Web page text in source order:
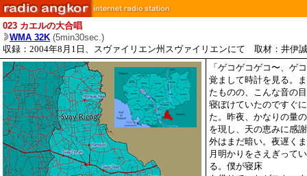
023 カエルの大合唱
WMA 32K (5min30sec.)
収録：2004年8月1日、スヴァイリエン州スヴァイリエンにて 取材：井伊誠
「ゲコゲコゲコ〜、ゲ
覚まして時計を見る。
たものの、こんな音の
寝ぼけていたのですぐ
た。昨夜、かなりの量
を現し、天の恵みに感
外はまだ暗い。夜遅く
月明かりをさえぎって
る。僕が寝床